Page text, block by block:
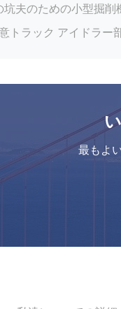
めの高力VIO40-2上の
最もよ